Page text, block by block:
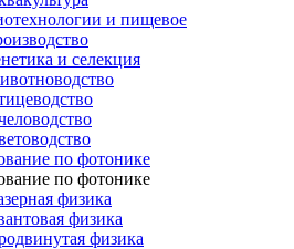
и пищевое
и селекция
по фотонике
по фотонике
физика
физика
физика